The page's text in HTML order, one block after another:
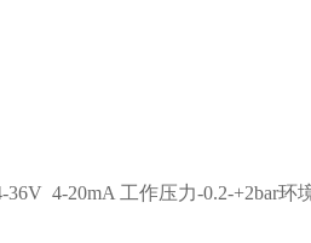
4-20mA 工作压力-0.2-+2bar环